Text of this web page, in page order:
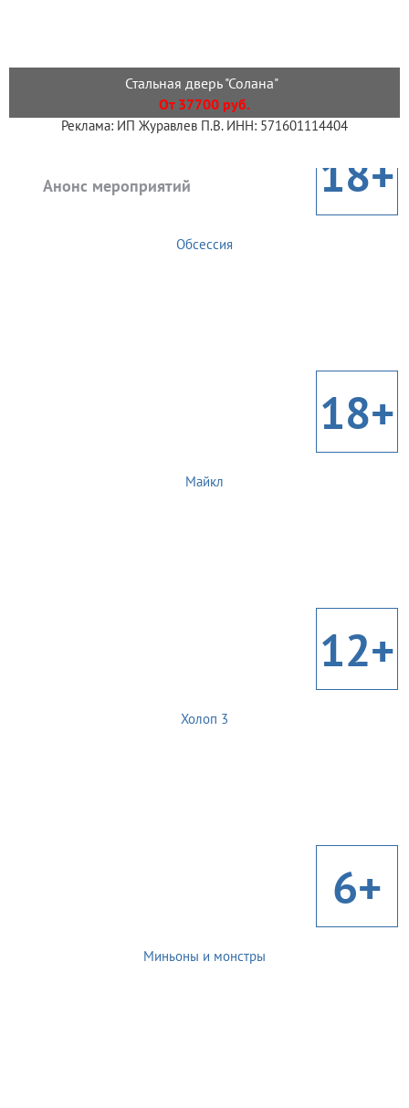
Стальная дверь "Солана"
От 37700 руб.
Реклама: ИП Журавлев П.В. ИНН: 571601114404
Анонс мероприятий 18+
Обсессия
18+
Майкл
12+
Холоп 3
6+
Миньоны и монстры